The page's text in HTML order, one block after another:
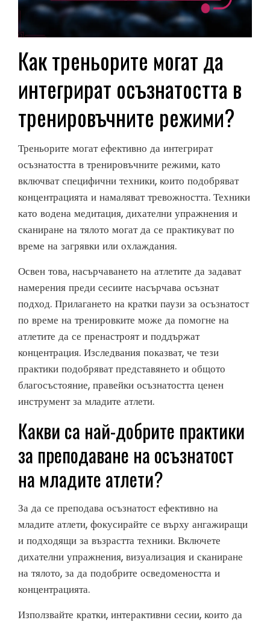
Как треньорите могат да
интегрират осъзнатостта в
тренировъчните режими?
Треньорите могат ефективно да интегрират
осъзнатостта в тренировъчните режими, като
включват специфични техники, които подобряват
концентрацията и намаляват тревожността. Техники
като водена медитация, дихателни упражнения и
сканиране на тялото могат да се практикуват по
време на загрявки или охлаждания.
Освен това, насърчаването на атлетите да задават
намерения преди сесиите насърчава осъзнат
подход. Прилагането на кратки паузи за осъзнатост
по време на тренировките може да помогне на
атлетите да се пренастроят и поддържат
концентрация. Изследвания показват, че тези
практики подобряват представянето и общото
благосъстояние, правейки осъзнатостта ценен
инструмент за младите атлети.
Какви са най-добрите практики
за преподаване на осъзнатост
на младите атлети?
За да се преподава осъзнатост ефективно на
младите атлети, фокусирайте се върху ангажиращи
и подходящи за възрастта техники. Включете
дихателни упражнения, визуализация и сканиране
на тялото, за да подобрите осведомеността и
концентрацията.
Използвайте кратки, интерактивни сесии, които да